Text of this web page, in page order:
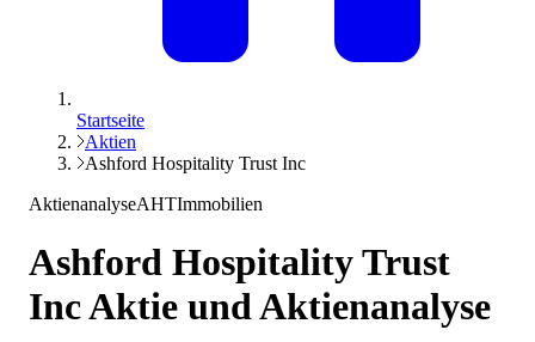
Startseite
Aktien
Ashford Hospitality Trust Inc
AktienanalyseAHTImmobilien
Ashford Hospitality Trust
IncAktie und Aktienanalyse